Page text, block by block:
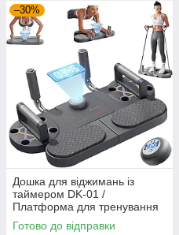
–30%
Дошка для віджимань із
таймером DK-01 /
Платформа для тренування
рук / Тренажер для преса
Готово до відправки